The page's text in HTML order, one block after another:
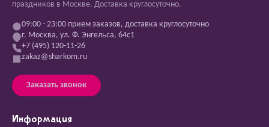
праздников в Москве. Доставка круглосуточно.
09:00 - 23:00 прием заказов, доставка круглосуточно
г. Москва, ул. Ф. Энгельса, 64с1
+7 (495) 120-11-26
zakaz@sharkom.ru
Заказать звонок
Информация